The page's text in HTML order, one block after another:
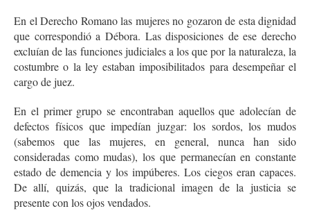
En el Derecho Romano las mujeres no gozaron de esta dignidad
que correspondió a Débora. Las disposiciones de ese derecho
excluían de las funciones judiciales a los que por la naturaleza, la
costumbre o la ley estaban imposibilitados para desempeñar el
cargo de juez.
En el primer grupo se encontraban aquellos que adolecían de
defectos físicos que impedían juzgar: los sordos, los mudos
(sabemos que las mujeres, en general, nunca han sido
consideradas como mudas), los que permanecían en constante
estado de demencia y los impúberes. Los ciegos eran capaces.
De allí, quizás, que la tradicional imagen de la justicia se
presente con los ojos vendados.